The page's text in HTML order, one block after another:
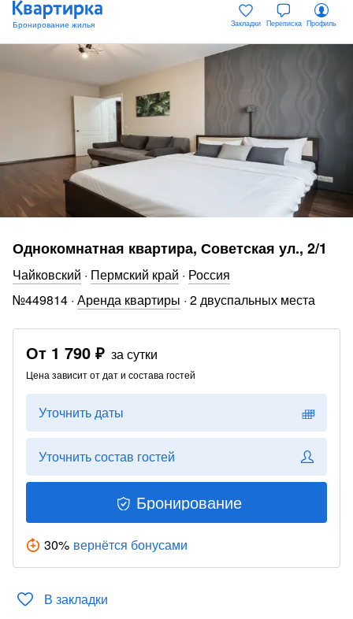
Закладки Переписка Профиль
Однокомнатная квартира, Советская ул., 2/1
Чайковский · Пермский край · Россия
№449814 · Аренда квартиры · 2 двуспальных места
От 1 790 ₽ за сутки
Цена зависит от дат и состава гостей
Уточнить даты
Уточнить состав гостей
Бронирование
30% вернётся бонусами
В закладки